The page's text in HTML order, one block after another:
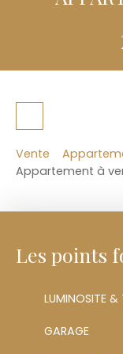
Vente
Appartement à
Les points
LUMINOSITE &
GARAGE